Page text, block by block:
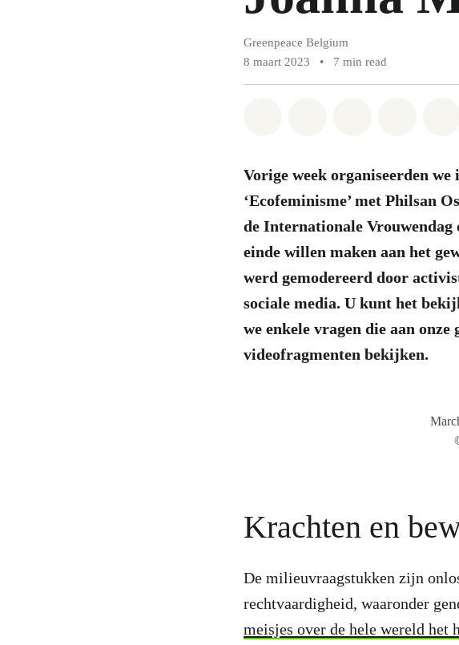
Greenpeace Belgium
8 maart 2023
• 7 min read
Vorige week organiseerden
‘Ecofeminisme’ met Philsan
de Internationale Vrouwendag
einde willen maken aan het
werd gemodereerd door
sociale media. U kunt het
we enkele vragen die aan onze
videofragmenten bekijken.
Krachten en
De milieuvraagstukken zijn
rechtvaardigheid, waaronder
meisjes over de hele wereld het